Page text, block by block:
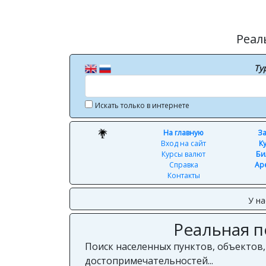
Искать только в интернете
На главную
Вход на сайт
Курсы валют
Справка
Контакты
У
Реальная
Поиск населенных пунктов, объектов,
достопримечательностей...